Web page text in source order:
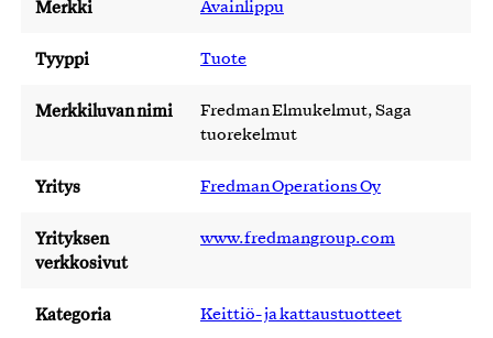
Merkki Avainlippu
Tyyppi Tuote
Merkkiluvan nimi
Fredman Elmukelmut, Saga
tuorekelmut
Yritys Fredman Operations Oy
Yrityksen
verkkosivut
www.fredmangroup.com
Kategoria Keittiö- ja kattaustuotteet